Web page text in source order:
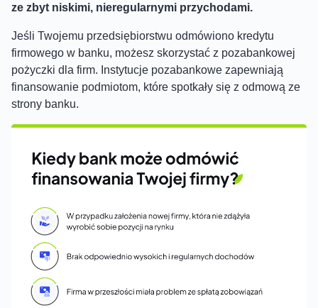
ze zbyt niskimi, nieregularnymi przychodami.
Jeśli Twojemu przedsiębiorstwu odmówiono kredytu
firmowego w banku, możesz skorzystać z pozabankowej
pożyczki dla firm. Instytucje pozabankowe zapewniają
finansowanie podmiotom, które spotkały się z odmową ze
strony banku.